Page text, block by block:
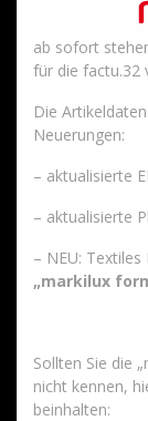
ab sofort
für die factu.32
Die
Neuerungen:
– aktualisierte
– aktualisierte
– NEU:
„markilux
Sollten Sie die
nicht kennen,
beinhalten: